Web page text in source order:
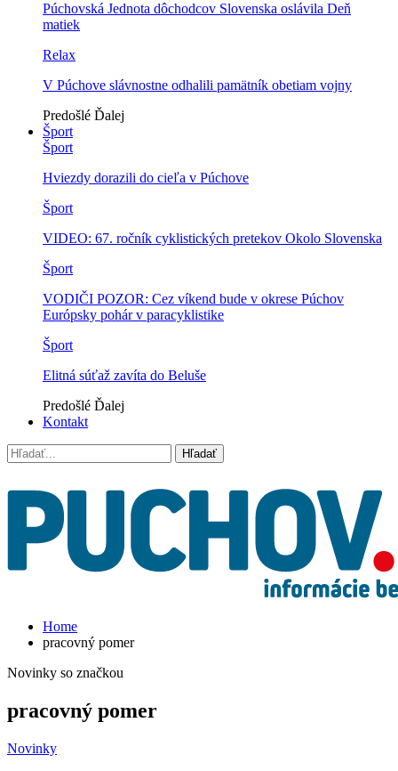
Púchovská Jednota dôchodcov Slovenska oslávila Deň
matiek
Relax
V Púchove slávnostne odhalili pamätník obetiam vojny
Predošlé Ďalej
Šport
Šport
Hviezdy dorazili do cieľa v Púchove
Šport
VIDEO: 67. ročník cyklistických pretekov Okolo Slovenska
Šport
VODIČI POZOR: Cez víkend bude v okrese Púchov
Európsky pohár v paracyklistike
Šport
Elitná súťaž zavíta do Beluše
Predošlé Ďalej
Kontakt
Home
pracovný pomer
Novinky so značkou
pracovný pomer
Novinky